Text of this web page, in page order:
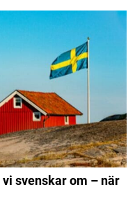
svenskar om – när